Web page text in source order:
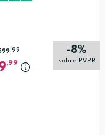
-8%
sobre PVPR
,99
,99